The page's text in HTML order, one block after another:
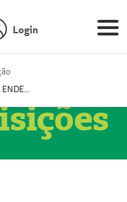
Login
MUDANÇA DE ENDEREÇO - DIAGITAB SERVIÇOS MÉDICOS LTDA (54003267-5)